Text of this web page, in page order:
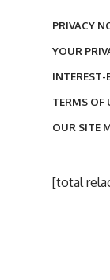
PRIVACY
YOUR
INTEREST-
TERMS OF
OUR SITE
[total